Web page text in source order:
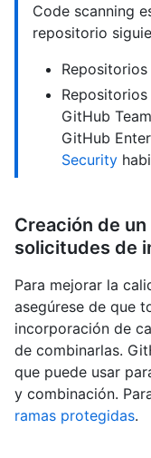
Code scanning
repositorio
GitHub
GitHub
Security
Creación de
solicitudes de
Para mejorar la
asegúrese de que
incorporación de
de combinarlas.
que puede usar
y combinación.
ramas protegidas.